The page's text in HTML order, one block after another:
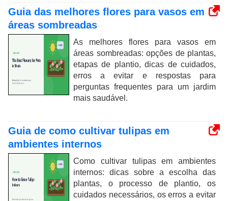
Guia das melhores flores para vasos em
áreas sombreadas
As melhores flores para vasos em
áreas sombreadas: opções de plantas,
etapas de plantio, dicas de cuidados,
erros a evitar e respostas para
perguntas frequentes para um jardim
mais saudável.
Guia de como cultivar tulipas em
ambientes internos
Como cultivar tulipas em ambientes
internos: dicas sobre a escolha das
plantas, o processo de plantio, os
cuidados necessários, os erros a evitar